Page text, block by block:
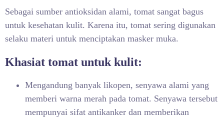
Sebagai sumber antioksidan alami, tomat sangat bagus
untuk kesehatan kulit. Karena itu, tomat sering digunakan
selaku materi untuk menciptakan masker muka.
Khasiat tomat untuk kulit:
Mengandung banyak likopen, senyawa alami yang
memberi warna merah pada tomat. Senyawa tersebut
mempunyai sifat antikanker dan memberikan